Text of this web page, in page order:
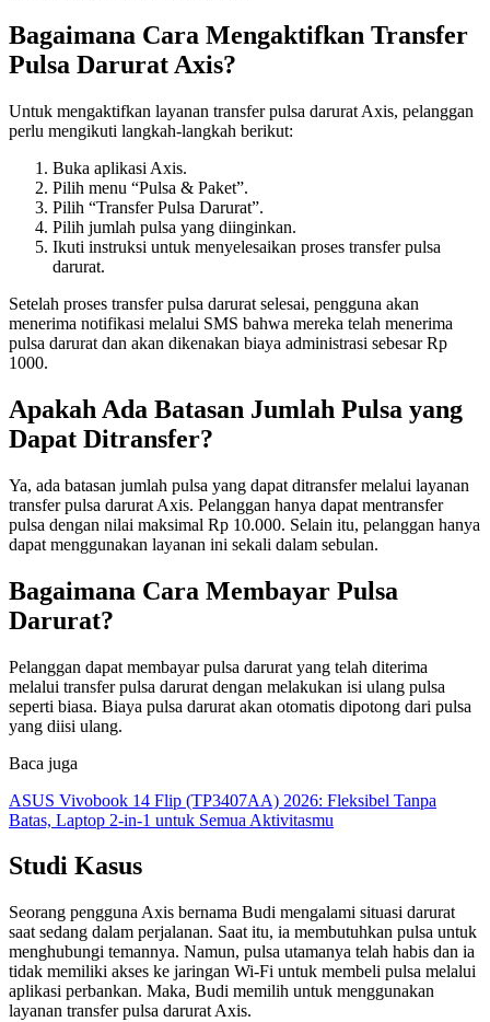
Bagaimana Cara Mengaktifkan Transfer
Pulsa Darurat Axis?
Untuk mengaktifkan layanan transfer pulsa darurat Axis, pelanggan
perlu mengikuti langkah-langkah berikut:
Buka aplikasi Axis.
Pilih menu “Pulsa & Paket”.
Pilih “Transfer Pulsa Darurat”.
Pilih jumlah pulsa yang diinginkan.
Ikuti instruksi untuk menyelesaikan proses transfer pulsa
darurat.
Setelah proses transfer pulsa darurat selesai, pengguna akan
menerima notifikasi melalui SMS bahwa mereka telah menerima
pulsa darurat dan akan dikenakan biaya administrasi sebesar Rp
1000.
Apakah Ada Batasan Jumlah Pulsa yang
Dapat Ditransfer?
Ya, ada batasan jumlah pulsa yang dapat ditransfer melalui layanan
transfer pulsa darurat Axis. Pelanggan hanya dapat mentransfer
pulsa dengan nilai maksimal Rp 10.000. Selain itu, pelanggan hanya
dapat menggunakan layanan ini sekali dalam sebulan.
Bagaimana Cara Membayar Pulsa
Darurat?
Pelanggan dapat membayar pulsa darurat yang telah diterima
melalui transfer pulsa darurat dengan melakukan isi ulang pulsa
seperti biasa. Biaya pulsa darurat akan otomatis dipotong dari pulsa
yang diisi ulang.
Baca juga
ASUS Vivobook 14 Flip (TP3407AA) 2026: Fleksibel Tanpa
Batas, Laptop 2-in-1 untuk Semua Aktivitasmu
Studi Kasus
Seorang pengguna Axis bernama Budi mengalami situasi darurat
saat sedang dalam perjalanan. Saat itu, ia membutuhkan pulsa untuk
menghubungi temannya. Namun, pulsa utamanya telah habis dan ia
tidak memiliki akses ke jaringan Wi-Fi untuk membeli pulsa melalui
aplikasi perbankan. Maka, Budi memilih untuk menggunakan
layanan transfer pulsa darurat Axis.